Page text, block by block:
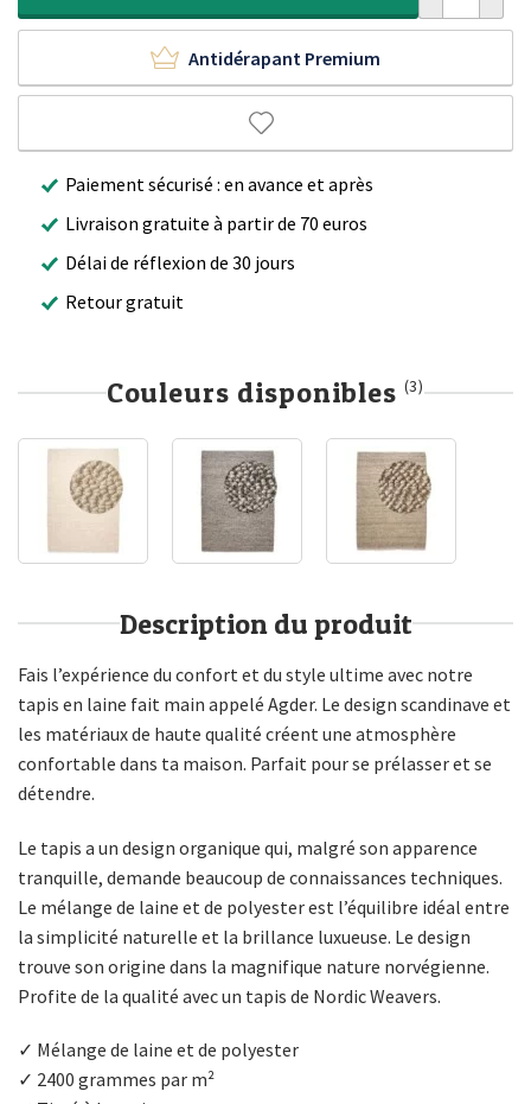
Antidérapant Premium
Paiement sécurisé : en avance et après
Livraison gratuite à partir de 70 euros
Délai de réflexion de 30 jours
Retour gratuit
Couleurs disponibles (3)
Description du produit
Fais l’expérience du confort et du style ultime avec notre
tapis en laine fait main appelé Agder. Le design scandinave et
les matériaux de haute qualité créent une atmosphère
confortable dans ta maison. Parfait pour se prélasser et se
détendre.
Le tapis a un design organique qui, malgré son apparence
tranquille, demande beaucoup de connaissances techniques.
Le mélange de laine et de polyester est l’équilibre idéal entre
la simplicité naturelle et la brillance luxueuse. Le design
trouve son origine dans la magnifique nature norvégienne.
Profite de la qualité avec un tapis de Nordic Weavers.
✓ Mélange de laine et de polyester
✓ 2400 grammes par m²